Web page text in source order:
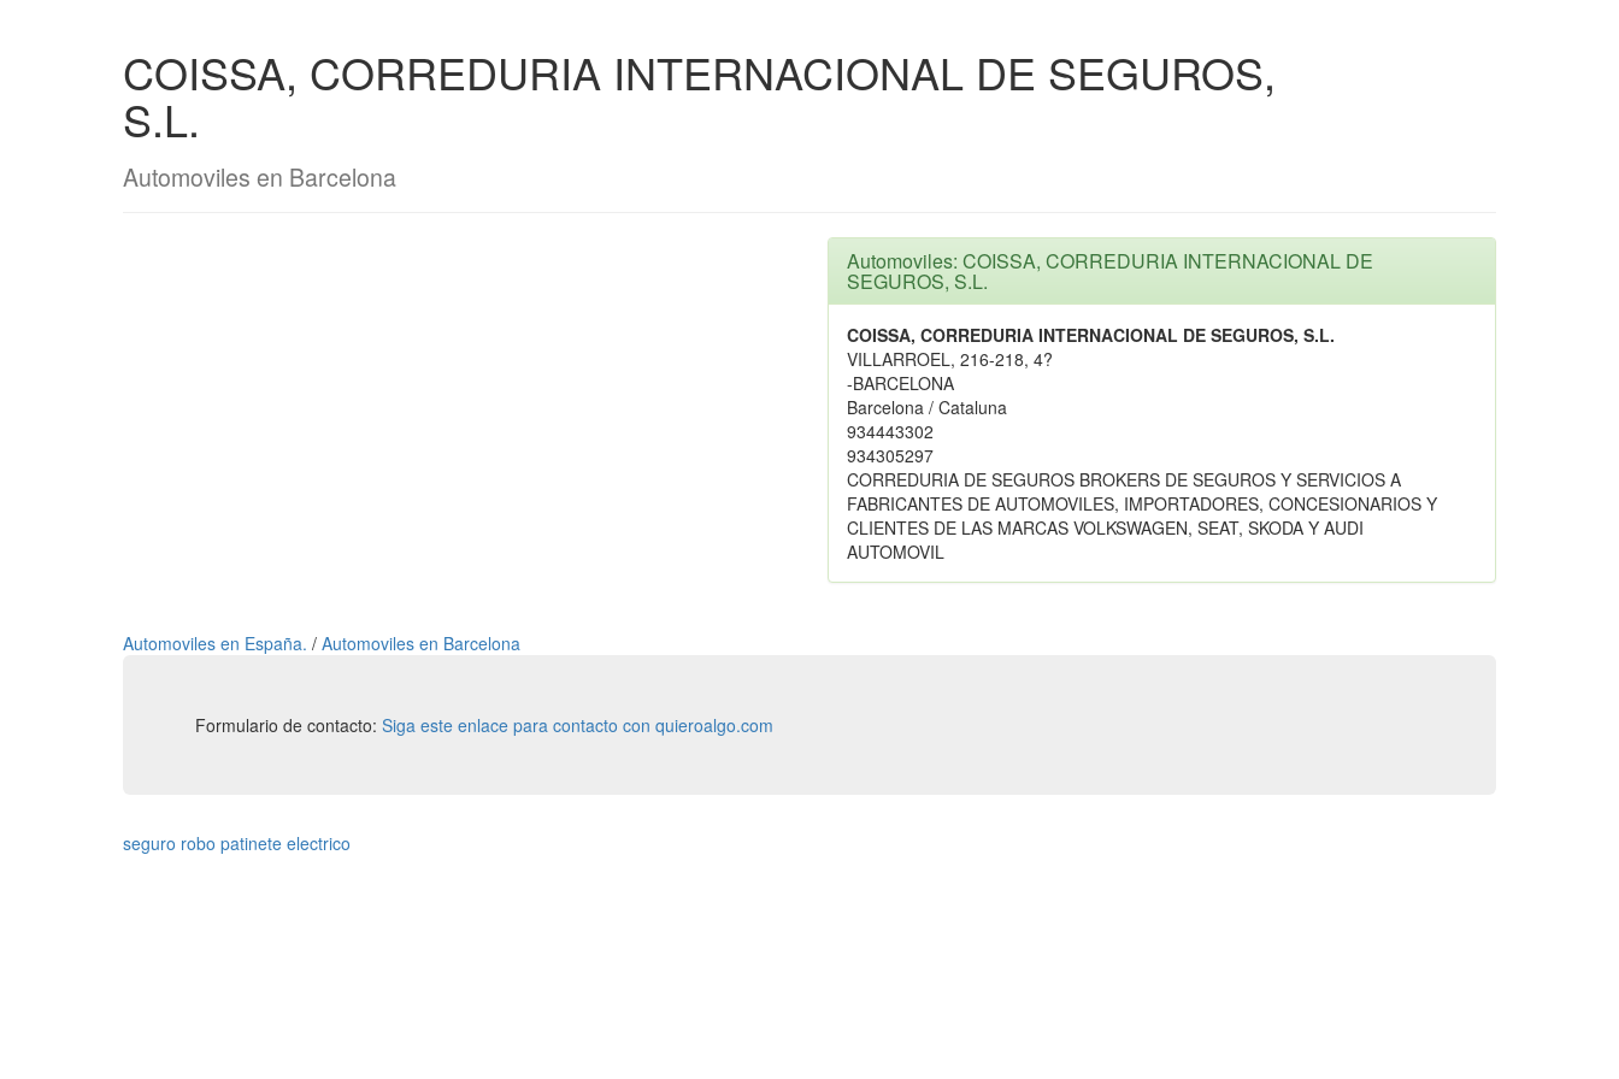
COISSA, CORREDURIA INTERNACIONAL DE SEGUROS,
S.L.
Automoviles en Barcelona
Automoviles: COISSA, CORREDURIA INTERNACIONAL DE
SEGUROS, S.L.
COISSA, CORREDURIA INTERNACIONAL DE SEGUROS, S.L.
VILLARROEL, 216-218, 4?
-BARCELONA
Barcelona / Cataluna
934443302
934305297
CORREDURIA DE SEGUROS BROKERS DE SEGUROS Y SERVICIOS A
FABRICANTES DE AUTOMOVILES, IMPORTADORES, CONCESIONARIOS Y
CLIENTES DE LAS MARCAS VOLKSWAGEN, SEAT, SKODA Y AUDI
AUTOMOVIL
Automoviles en España. / Automoviles en Barcelona
Formulario de contacto: Siga este enlace para contacto con quieroalgo.com
seguro robo patinete electrico